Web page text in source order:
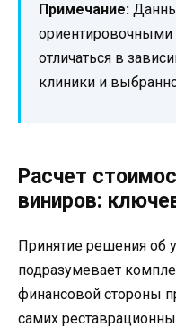
Примечание:
ориентировочными
отличаться в
клиники и
Расчет
виниров:
Принятие решения об
подразумевает
финансовой стороны
самих